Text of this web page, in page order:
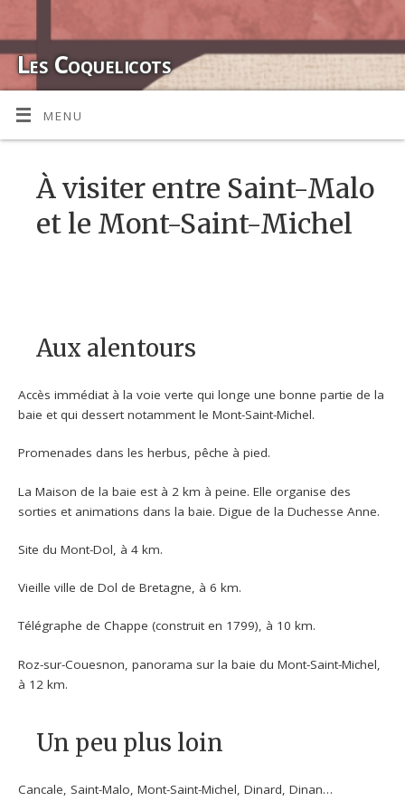
Les Coquelicots
MICHELMENU
À visiter entre Saint-Malo
et le Mont-Saint-Michel
Aux alentours
Accès immédiat à la voie verte qui longe une bonne partie de la
baie et qui dessert notamment le Mont-Saint-Michel.
Promenades dans les herbus, pêche à pied.
La Maison de la baie est à 2 km à peine. Elle organise des
sorties et animations dans la baie. Digue de la Duchesse Anne.
Site du Mont-Dol, à 4 km.
Vieille ville de Dol de Bretagne, à 6 km.
Télégraphe de Chappe (construit en 1799), à 10 km.
Roz-sur-Couesnon, panorama sur la baie du Mont-Saint-Michel,
à 12 km.
Un peu plus loin
Cancale, Saint-Malo, Mont-Saint-Michel, Dinard, Dinan…